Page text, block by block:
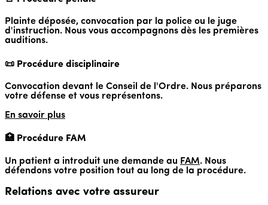
Plainte déposée, convocation par la police ou le juge
d'instruction. Nous vous accompagnons dès les premières
auditions.
📜 Procédure disciplinaire
Convocation devant le Conseil de l'Ordre. Nous préparons
votre défense et vous représentons.
En savoir plus
🏥 Procédure FAM
Un patient a introduit une demande au FAM. Nous
défendons votre position tout au long de la procédure.
Relations avec votre assureur